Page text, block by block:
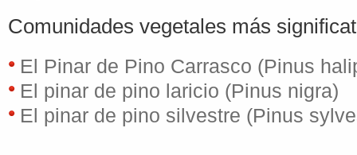
Comunidades vegetales más
El Pinar de Pino Carrasco (Pinus
El pinar de pino laricio (Pinus nigra)
El pinar de pino silvestre (Pinus